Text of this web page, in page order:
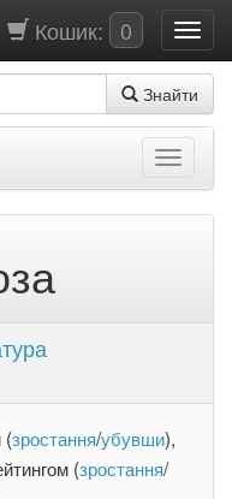
Кошик: 0
Знайти
(зростання/убувши),
(зростання/